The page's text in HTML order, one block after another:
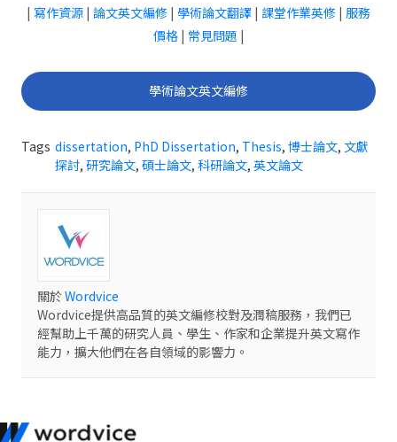
| 寫作資源 | 論文英文編修 | 學術論文翻譯 | 課堂作業英修 | 服務
價格| 常見問題 |
學術論文英文編修
Tags dissertation, PhD Dissertation, Thesis, 博士論文, 文獻
探討, 研究論文, 碩士論文, 科研論文, 英文論文
關於Wordvice
Wordvice提供高品質的英文編修校對及潤稿服務，我們已
經幫助上千萬的研究人員、學生、作家和企業提升英文寫作
能力，擴大他們在各自領域的影響力。